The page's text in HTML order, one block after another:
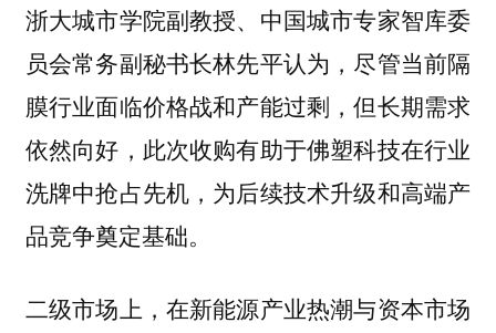
浙大城市学院副教授、中国城市专家智库委
员会常务副秘书长林先平认为，尽管当前隔
膜行业面临价格战和产能过剩，但长期需求
依然向好，此次收购有助于佛塑科技在行业
洗牌中抢占先机，为后续技术升级和高端产
品竞争奠定基础。
二级市场上，在新能源产业热潮与资本市场